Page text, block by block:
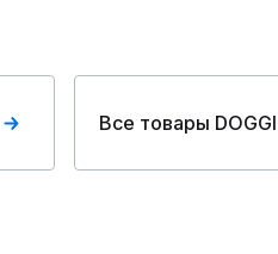
Все товары DOGGI